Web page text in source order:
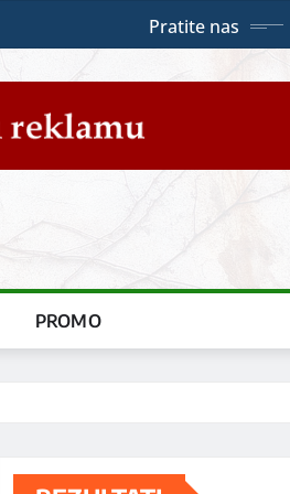
Pratite nas
PROMO